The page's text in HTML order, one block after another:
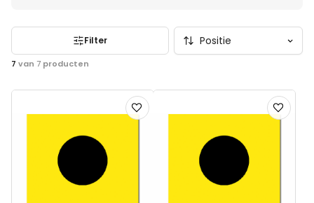
7 van 7 producten
Filter
Voeg
toe
Voeg
toe